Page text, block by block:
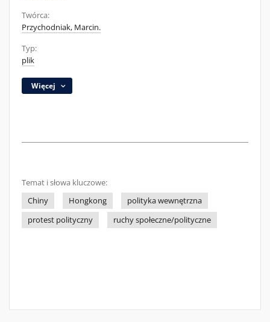
Twórca:
Przychodniak, Marcin.
Typ:
plik
Więcej
Temat i słowa kluczowe:
Chiny
Hongkong
polityka wewnętrzna
protest polityczny
ruchy społeczne/polityczne